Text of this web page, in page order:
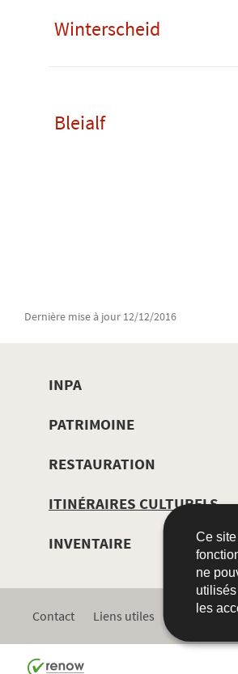
Ce
ne
les
Winterscheid
Bleialf
Dernière mise à jour 12/12/2016
MENU
NAVIGATION
INPA
PATRIMOINE
RESTAURATION
ITINÉRAIRES CULTURELS
INVENTAIRE
Contact Liens utiles Plan du site